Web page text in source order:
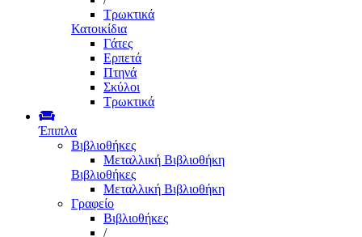
Τρωκτικά
Κατοικίδια
Γάτες
Ερπετά
Πτηνά
Σκύλοι
Τρωκτικά
Έπιπλα
Βιβλιοθήκες
Μεταλλική Βιβλιοθήκη
Βιβλιοθήκες
Μεταλλική Βιβλιοθήκη
Γραφείο
Βιβλιοθήκες
/